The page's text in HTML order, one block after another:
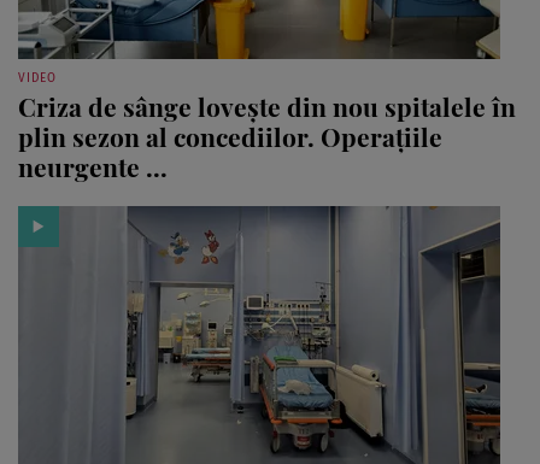
VIDEO
Criza de sânge lovește din nou spitalele în
plin sezon al concediilor. Operațiile
neurgente ...